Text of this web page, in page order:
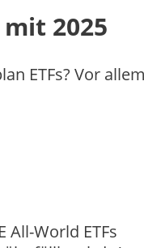
2025
ETFs? Vor
All-World ETFs